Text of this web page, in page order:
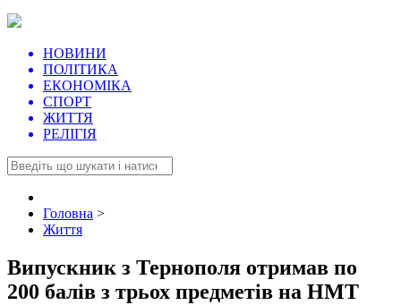
НОВИНИ
ПОЛІТИКА
ЕКОНОМІКА
СПОРТ
ЖИТТЯ
РЕЛІГІЯ
Головна >
Життя
Випускник з Тернополя отримав по
200 балів з трьох предметів на НМТ